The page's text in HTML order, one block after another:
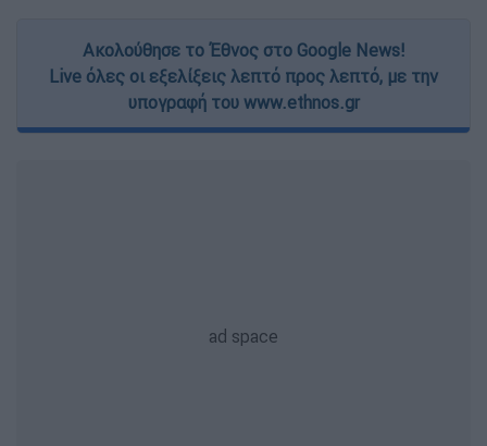
Ακολούθησε το Έθνος στο Google News!
Live όλες οι εξελίξεις λεπτό προς λεπτό, με την
υπογραφή του www.ethnos.gr